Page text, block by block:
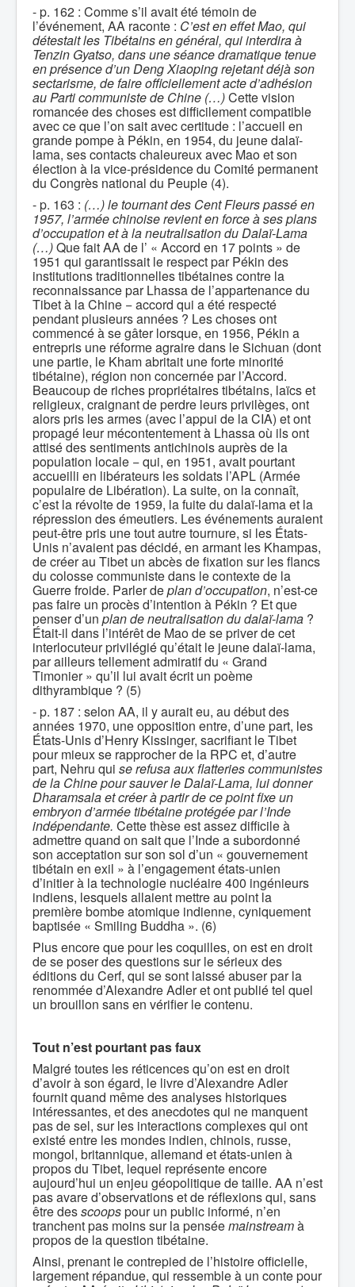
- p. 162 : Comme s’il avait été témoin de
l’événement, AA raconte : C’est en effet Mao, qui
détestait les Tibétains en général, qui interdira à
Tenzin Gyatso, dans une séance dramatique tenue
en présence d’un Deng Xiaoping rejetant déjà son
sectarisme, de faire officiellement acte d’adhésion
au Parti communiste de Chine (…)Cette vision
romancée des choses est difficilement compatible
avec ce que l’on sait avec certitude : l’accueil en
grande pompe à Pékin, en 1954, du jeune dalaï-
lama, ses contacts chaleureux avec Mao et son
élection à la vice-présidence du Comité permanent
du Congrès national du Peuple (4).
- p. 163 : (…) le tournant des Cent Fleurs passé en
1957, l’armée chinoise revient en force à ses plans
d’occupation et à la neutralisation du Dalaï-Lama
(…)Que fait AA de l’ « Accord en 17 points » de
1951 qui garantissait le respect par Pékin des
institutions traditionnelles tibétaines contre la
reconnaissance par Lhassa de l’appartenance du
Tibet à la Chine − accord qui a été respecté
pendant plusieurs années ? Les choses ont
commencé à se gâter lorsque, en 1956, Pékin a
entrepris une réforme agraire dans le Sichuan (dont
une partie, le Kham abritait une forte minorité
tibétaine), région non concernée par l’Accord.
Beaucoup de riches propriétaires tibétains, laïcs et
religieux, craignant de perdre leurs privilèges, ont
alors pris les armes (avec l’appui de la CIA) et ont
propagé leur mécontentement à Lhassa où ils ont
attisé des sentiments antichinois auprès de la
population locale − qui, en 1951, avait pourtant
accueilli en libérateurs les soldats l’APL (Armée
populaire de Libération). La suite, on la connaît,
c’est la révolte de 1959, la fuite du dalaï-lama et la
répression des émeutiers. Les événements auraient
peut-être pris une tout autre tournure, si les États-
Unis n’avaient pas décidé, en armant les Khampas,
de créer au Tibet un abcès de fixation sur les flancs
du colosse communiste dans le contexte de la
Guerre froide. Parler depland’occupation, n’est-ce
pas faire un procès d’intention à Pékin ? Et que
penser d’un plan de neutralisation du dalaï-lama ?
Était-il dans l’intérêt de Mao de se priver de cet
interlocuteur privilégié qu’était le jeune dalaï-lama,
par ailleurs tellement admiratif du « Grand
Timonier » qu’il lui avait écrit un poème
dithyrambique ? (5)
- p. 187 : selon AA, il y aurait eu, au début des
années 1970, une opposition entre, d’une part, les
États-Unis d’Henry Kissinger, sacrifiant le Tibet
pour mieux se rapprocher de la RPC et, d’autre
part, Nehru qui se refusa aux flatteries communistes
de la Chine pour sauver le Dalaï-Lama, lui donner
Dharamsala et créer à partir de ce point fixe un
embryon d’armée tibétaine protégée par l’Inde
indépendante. Cette thèse est assez difficile à
admettre quand on sait que l’Inde a subordonné
son acceptation sur son sol d’un « gouvernement
tibétain en exil » à l’engagement états-unien
d’initier à la technologie nucléaire 400 ingénieurs
indiens, lesquels allaient mettre au point la
première bombe atomique indienne, cyniquement
baptisée « Smiling Buddha ». (6)
Plus encore que pour les coquilles, on est en droit
de se poser des questions sur le sérieux des
éditions du Cerf, qui se sont laissé abuser par la
renommée d’Alexandre Adler et ont publié tel quel
un brouillon sans en vérifier le contenu.
Tout n’est pourtant pas faux
Malgré toutes les réticences qu’on est en droit
d’avoir à son égard, le livre d’Alexandre Adler
fournit quand même des analyses historiques
intéressantes, et des anecdotes qui ne manquent
pas de sel, sur les interactions complexes qui ont
existé entre les mondes indien, chinois, russe,
mongol, britannique, allemand et états-unien à
propos du Tibet, lequel représente encore
aujourd’hui un enjeu géopolitique de taille. AA n’est
pas avare d’observations et de réflexions qui, sans
être desscoopspour un public informé, n’en
tranchent pas moins sur la penséemainstreamà
propos de la question tibétaine.
Ainsi, prenant le contrepied de l’histoire officielle,
largement répandue, qui ressemble à un conte pour